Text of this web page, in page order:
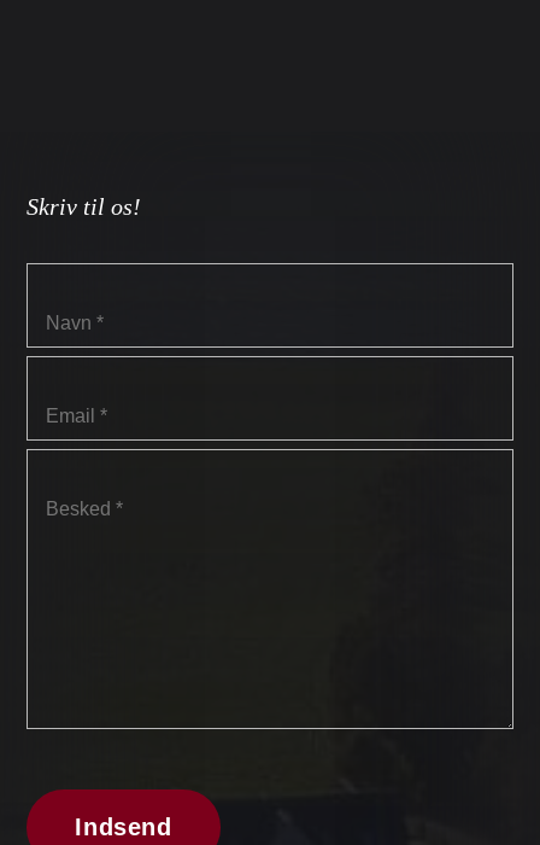
Skriv til os!